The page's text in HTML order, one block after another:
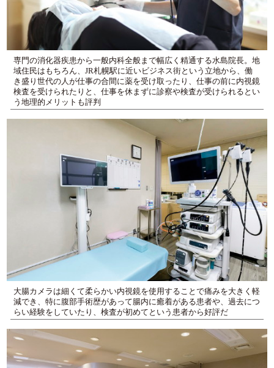
専門の消化器疾患から一般内科全般まで幅広く精通する水島院長。地
域住民はもちろん、JR札幌駅に近いビジネス街という立地から、働
き盛り世代の人が仕事の合間に薬を受け取ったり、仕事の前に内視鏡
検査を受けられたりと、仕事を休まずに診察や検査が受けられるとい
う地理的メリットも評判
大腸カメラは細くて柔らかい内視鏡を使用することで痛みを大きく軽
減でき、特に腹部手術歴があって腸内に癒着がある患者や、過去につ
らい経験をしていたり、検査が初めてという患者から好評だ